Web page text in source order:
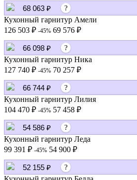
68 063 ₽ ?
Кухонный гарнитур Амели
126 503 ₽ -45% 69 576 ₽
66 098 ₽ ?
Кухонный гарнитур Ника
127 740 ₽ -45% 70 257 ₽
66 744 ₽ ?
Кухонный гарнитур Лилия
104 470 ₽ -45% 57 458 ₽
54 586 ₽ ?
Кухонный гарнитур Леда
99 391 ₽ -45% 54 900 ₽
52 155 ₽ ?